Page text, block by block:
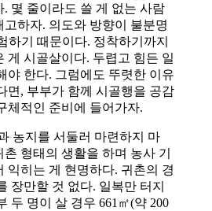
. 몇 줄이라도 쓸 게 없는 사람
하자. 의도와 방향이 불분명
하기 때문이다. 정착하기까지
게 시골살이다. 두렵고 힘든 일
야 한다. 그럼에도 뚜렷한 이유
면, 부부가 함께 시골행을 공감
체적인 준비에 들어가자.
농지를 서둘러 마련하지 마
형태의 생활을 하며 농사 기
익히는 게 현명하다. 귀촌의 경
장만할 것 없다. 일복만 터지
두 명이 살 경우 661㎡(약 200